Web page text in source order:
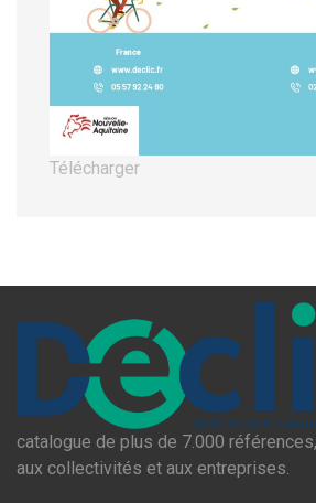
Télécharger
catalogue de plus de 7.000
aux collectivités et aux entreprises.